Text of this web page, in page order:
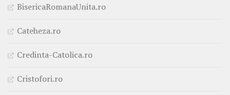
BisericaRomanaUnita.ro
Cateheza.ro
Credinta-Catolica.ro
Cristofori.ro